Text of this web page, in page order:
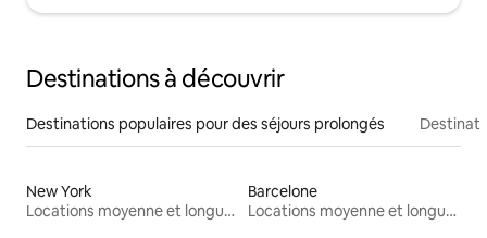
Destinations à découvrir
Destinations populaires pour des séjours prolongés
New York
Locations moyenne et longue durée
Barcelone
Locations moyenne et longue durée